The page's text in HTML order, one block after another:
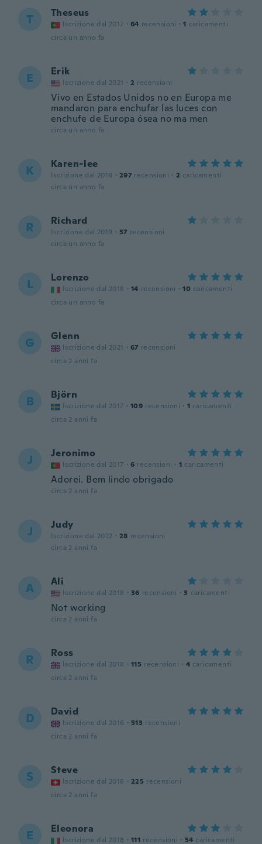
T Theseus
Iscrizione dal 2017 · 64 recensioni · 1 caricamenti
circa un anno fa
E Erik
Iscrizione dal 2021 · 2 recensioni
Vivo en Estados Unidos no en Europa me
mandaron para enchufar las luces con
enchufe de Europa ósea no ma men
circa un anno fa
K Karen-lee
Iscrizione dal 2018 · 297 recensioni · 2 caricamenti
circa un anno fa
R Richard
Iscrizione dal 2019 · 57 recensioni
circa un anno fa
L Lorenzo
Iscrizione dal 2018 · 14 recensioni · 10 caricamenti
circa un anno fa
G Glenn
Iscrizione dal 2021 · 67 recensioni
circa 2 anni fa
B Björn
Iscrizione dal 2017 · 109 recensioni · 1 caricamenti
circa 2 anni fa
J Jeronimo
Iscrizione dal 2017 · 6 recensioni · 1 caricamenti
Adorei. Bem lindo obrigado
circa 2 anni fa
J Judy
Iscrizione dal 2022 · 28 recensioni
circa 2 anni fa
A Ali
Iscrizione dal 2018 · 36 recensioni · 3 caricamenti
Not working
circa 2 anni fa
R Ross
Iscrizione dal 2018 · 115 recensioni · 4 caricamenti
circa 2 anni fa
D David
Iscrizione dal 2016 · 513 recensioni
circa 2 anni fa
S Steve
Iscrizione dal 2018 · 225 recensioni
circa 2 anni fa
E Eleonora
Iscrizione dal 2018 · 111 recensioni · 54 caricamenti